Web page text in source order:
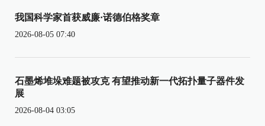
我国科学家首获威廉·诺德伯格奖章
2026-08-05 07:40
石墨烯堆垛难题被攻克 有望推动新一代拓扑量子器件发
展
2026-08-04 03:05